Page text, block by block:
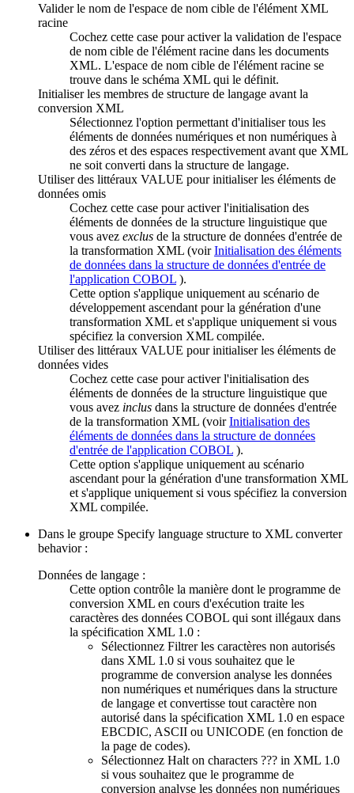
Valider le nom de l'espace de nom cible de l'élément XML
racine
Cochez cette case pour activer la validation de l'espace
de nom cible de l'élément racine dans les documents
XML. L'espace de nom cible de l'élément racine se
trouve dans le schéma XML qui le définit.
Initialiser les membres de structure de langage avant la
conversion XML
Sélectionnez l'option permettant d'initialiser tous les
éléments de données numériques et non numériques à
des zéros et des espaces respectivement avant que XML
ne soit converti dans la structure de langage.
Utiliser des littéraux VALUE pour initialiser les éléments de
données omis
Cochez cette case pour activer l'initialisation des
éléments de données de la structure linguistique que
vous avez exclus de la structure de données d'entrée de
la transformation XML (voirInitialisation des éléments
de données dans la structure de données d'entrée de
l'application COBOL ).
Cette option s'applique uniquement au scénario de
développement ascendant pour la génération d'une
transformation XML et s'applique uniquement si vous
spécifiez la conversion XML compilée.
Utiliser des littéraux VALUE pour initialiser les éléments de
données vides
Cochez cette case pour activer l'initialisation des
éléments de données de la structure linguistique que
vous avez inclus dans la structure de données d'entrée
de la transformation XML (voirInitialisation des
éléments de données dans la structure de données
d'entrée de l'application COBOL ).
Cette option s'applique uniquement au scénario
ascendant pour la génération d'une transformation XML
et s'applique uniquement si vous spécifiez la conversion
XML compilée.
Dans le groupe Specify language structure to XML converter
behavior:
Données de langage :
Cette option contrôle la manière dont le programme de
conversion XML en cours d'exécution traite les
caractères des données COBOL qui sont illégaux dans
la spécification XML 1.0 :
Sélectionnez Filtrer les caractères non autorisés
dans XML 1.0 si vous souhaitez que le
programme de conversion analyse les données
non numériques et numériques dans la structure
de langage et convertisse tout caractère non
autorisé dans la spécification XML 1.0 en espace
EBCDIC, ASCII ou UNICODE (en fonction de
la page de codes).
Sélectionnez Halt on characters ??? in XML 1.0
si vous souhaitez que le programme de
conversion analyse les données non numériques